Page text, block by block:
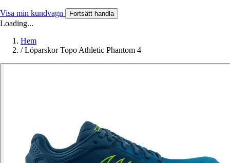
Visa min kundvagn Fortsätt handla
Loading...
Hem
/ Löparskor Topo Athletic Phantom 4